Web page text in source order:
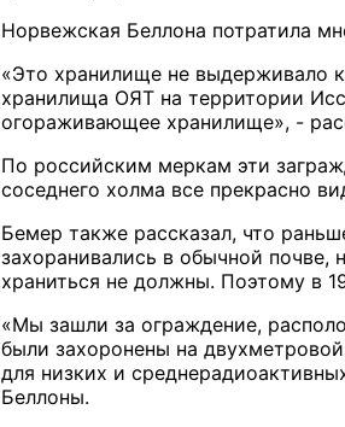
Норвежская Беллона потратила
«Это хранилище не выдерживало
хранилища ОЯТ на территории
огораживающее хранилище», -
По российским меркам эти
соседнего холма все прекрасно
Бемер также рассказал, что
захоранивались в обычной почве,
храниться не должны. Поэтому в
«Мы зашли за ограждение,
были захоронены на
для низких и
Беллоны.